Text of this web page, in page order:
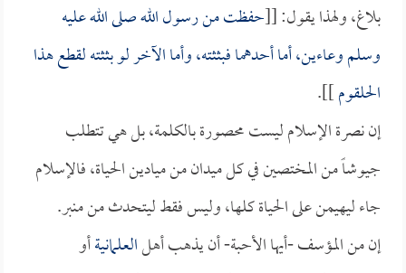
بلاغ، ولهذا يقول: [[حفظت من رسول الله صلى الله عليه
وسلم وعاءين، أما أحدهما فبثثته، وأما الآخر لو بثثته لقطع هذا
الحلقوم]].
إن نصرة الإسلام ليست محصورة بالكلمة، بل هي تتطلب
جيوشاً من المختصين في كل ميدان من ميادين الحياة، فالإسلام
جاء ليهيمن على الحياة كلها، وليس فقط ليتحدث من منبر.
إن من المؤسف -أيها الأحبة- أن يذهب أهلالعلمانيةأو